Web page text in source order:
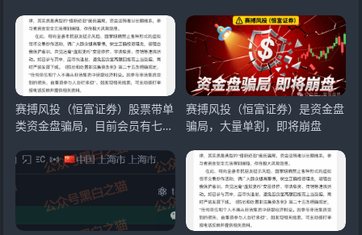
赛搏风投（恒富证券）股票带单
类资金盘骗局，目前会员有七万
赛搏风投（恒富证券）是资金盘
骗局，大量单割，即将崩盘